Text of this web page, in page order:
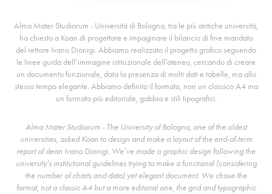
Alma Mater Studiorum - Università di Bologna, tra le più antiche università,
ha chiesto a Koan di progettare e impaginare il bilancio di fine mandato
del rettore Ivano Dionigi. Abbiamo realizzato il progetto grafico seguendo
le linee guida dell’immagine istituzionale dell’ateneo, cercando di creare
un documento funzionale, data la presenza di molti dati e tabelle, ma allo
stesso tempo elegante. Abbiamo definito il formato, non un classico A4 ma
un formato più editoriale, gabbia e stili tipografici.
Alma Mater Studiorum - The University of Bologna, one of the oldest
universities, asked Koan to design and make a layout of the end-of-term
report of dean Ivano Dionigi. We’ve made a graphic design following the
university’s institutional guidelines trying to make a functional (considering
the number of charts and data) yet elegant document. We chose the
format, not a classic A4 but a more editorial one, the grid and typographic